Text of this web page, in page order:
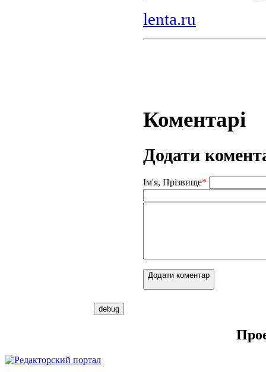
lenta.ru
Коментарі
Додати
Ім'я, Прізвище*
Додати коментар